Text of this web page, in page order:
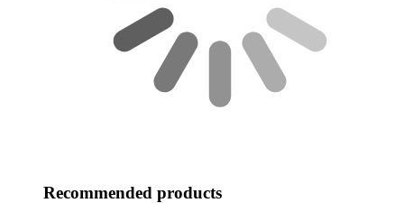
Recommended products